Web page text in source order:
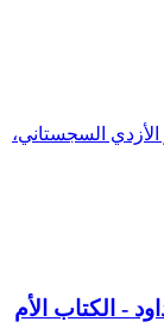
السجستاني،
- الكتاب الأم